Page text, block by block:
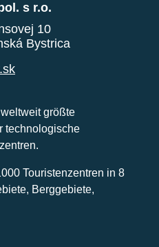
s r.o.
10
Bystrica
größte
technologische
Touristenzentren in 8
Berggebiete,